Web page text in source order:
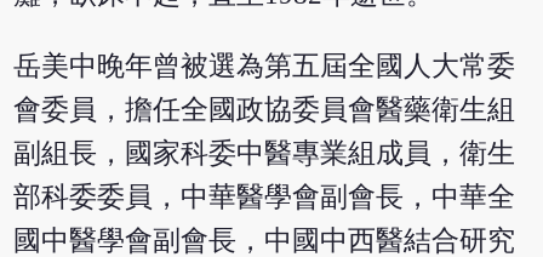
岳美中晚年曾被選為第五屆全國人大常委
會委員，擔任全國政協委員會醫藥衛生組
副組長，國家科委中醫專業組成員，衛生
部科委委員，中華醫學會副會長，中華全
國中醫學會副會長，中國中西醫結合研究